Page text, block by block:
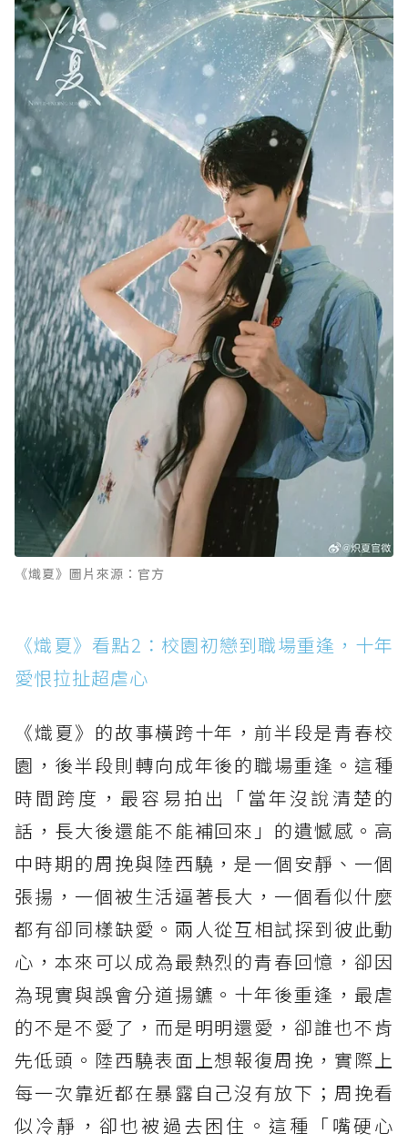
《熾夏》圖片來源：官方
《熾夏》看點2：校園初戀到職場重逢，十年
愛恨拉扯超虐心
《熾夏》的故事橫跨十年，前半段是青春校
園，後半段則轉向成年後的職場重逢。這種
時間跨度，最容易拍出「當年沒說清楚的
話，長大後還能不能補回來」的遺憾感。高
中時期的周挽與陸西驍，是一個安靜、一個
張揚，一個被生活逼著長大，一個看似什麼
都有卻同樣缺愛。兩人從互相試探到彼此動
心，本來可以成為最熱烈的青春回憶，卻因
為現實與誤會分道揚鑣。十年後重逢，最虐
的不是不愛了，而是明明還愛，卻誰也不肯
先低頭。陸西驍表面上想報復周挽，實際上
每一次靠近都在暴露自己沒有放下；周挽看
似冷靜，卻也被過去困住。這種「嘴硬心